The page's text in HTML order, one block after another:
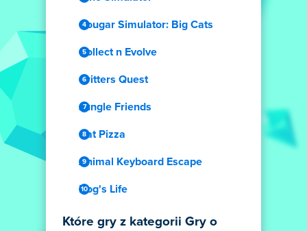
Cougar Simulator: Big Cats
Collect n Evolve
Critters Quest
Jungle Friends
Cat Pizza
Animal Keyboard Escape
Dog's Life
Które gry z kategorii Gry o